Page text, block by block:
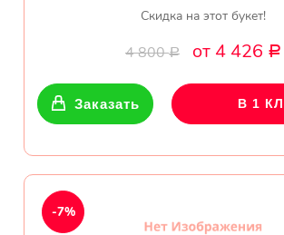
Скидка на этот букет!
4 800Р от 4 426 Р
Заказать В 1
-7%